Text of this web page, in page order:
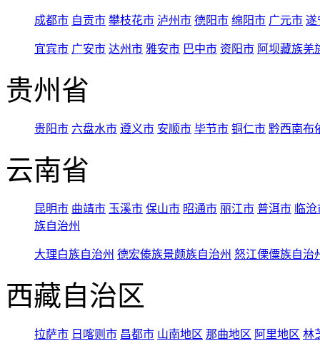
成都市 自贡市 攀枝花市 泸州市 德阳市 绵阳市 广元市 遂
宜宾市 广安市 达州市 雅安市 巴中市 资阳市 阿坝藏族羌
贵州省
贵阳市 六盘水市 遵义市 安顺市 毕节市 铜仁市 黔西南布
云南省
昆明市 曲靖市 玉溪市 保山市 昭通市 丽江市 普洱市 临
族自治州
大理白族自治州 德宏傣族景颇族自治州 怒江傈僳族自治
西藏自治区
拉萨市 日喀则市 昌都市 山南地区 那曲地区 阿里地区 林